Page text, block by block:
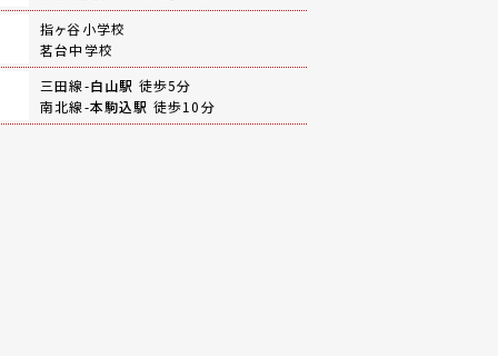
指ヶ谷小学校
茗台中学校
三田線-白山駅 徒歩5分
南北線-本駒込駅 徒歩10分